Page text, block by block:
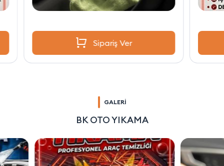
Sipariş Ver
GALERİ
BK OTO YIKAMA